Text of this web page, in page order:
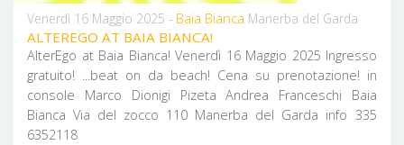
Venerdì 16 Maggio 2025 - Baia Bianca Manerba del Garda
ALTEREGO AT BAIA BIANCA!
AlterEgo at Baia Bianca! Venerdì 16 Maggio 2025 Ingresso
gratuito! ...beat on da beach! Cena su prenotazione! in
console Marco Dionigi Pizeta Andrea Franceschi Baia
Bianca Via del zocco 110 Manerba del Garda info 335
6352118